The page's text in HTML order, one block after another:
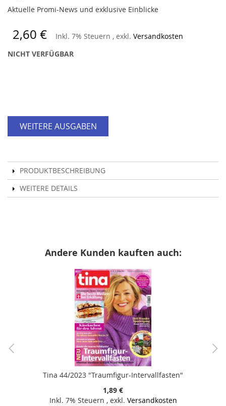
Aktuelle Promi-News und exklusive Einblicke
2,60 € Inkl. 7% Steuern , exkl. Versandkosten
NICHT VERFÜGBAR
WEITERE AUSGABEN
PRODUKTBESCHREIBUNG
WEITERE DETAILS
Andere Kunden kauften auch:
Tina 44/2023 "Traumfigur-Intervallfasten"
1,89 €
Inkl. 7% Steuern , exkl. Versandkosten